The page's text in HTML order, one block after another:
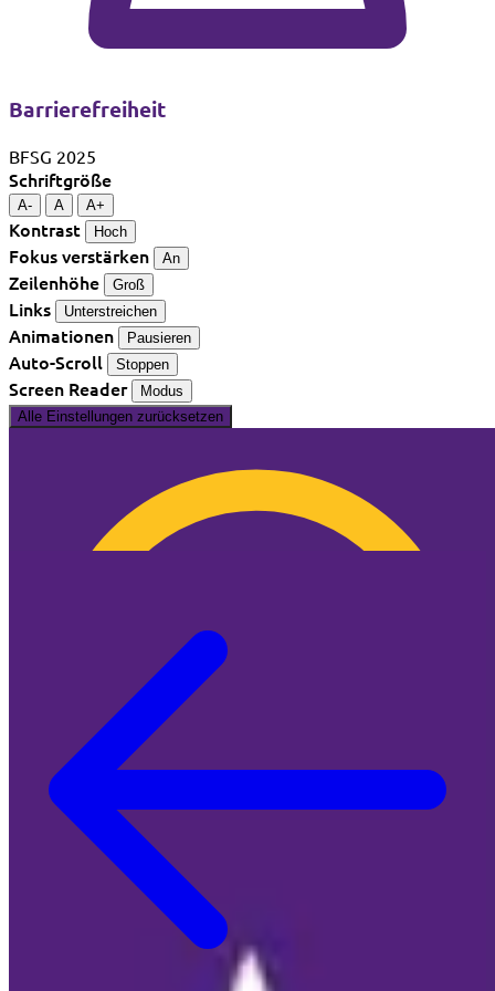
Barrierefreiheit
BFSG 2025
Schriftgröße
A- A A+
Kontrast Hoch
Fokus verstärken An
Zeilenhöhe Groß
Links Unterstreichen
Animationen Pausieren
Auto-Scroll Stoppen
Screen Reader
Modus
Alle Einstellungen zurücksetzen
🍪 Überraschung: Wir nerven dich NICHT mit
🍪 Cookie-Info